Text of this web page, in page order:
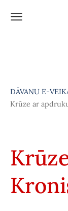
DĀVANU E-
Krūze ar